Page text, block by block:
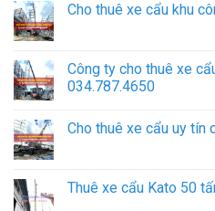
Cho thuê xe cẩu khu
Công ty cho thuê xe
034.787.4650
Cho thuê xe cẩu uy tín
Thuê xe cẩu Kato 50